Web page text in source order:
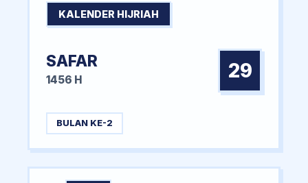
KALENDER HIJRIAH
SAFAR
1456 H 29
BULAN KE-2